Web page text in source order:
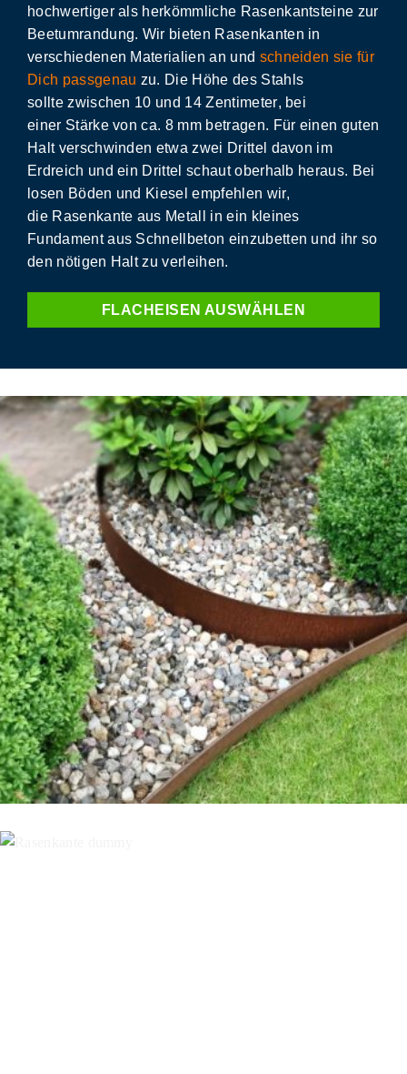
hochwertiger als herkömmliche Rasenkantsteine zur
Beetumrandung. Wir bieten Rasenkanten in
verschiedenen Materialien an und schneiden sie für
Dich passgenau zu. Die Höhe des Stahls
solltezwischen 10 und 14 Zentimeter, bei
einer Stärke von ca. 8 mm betragen. Für einen guten
Halt verschwinden etwa zwei Drittel davon im
Erdreich und ein Drittel schaut oberhalb heraus. Bei
losen Böden und Kiesel empfehlen wir,
die Rasenkante aus Metall in ein kleines
Fundament aus Schnellbeton einzubetten und ihr so
den nötigen Halt zu verleihen.
FLACHEISEN AUSWÄHLEN